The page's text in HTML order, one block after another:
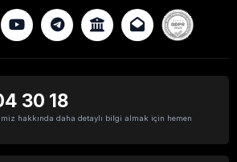
30 18
hakkında daha detaylı bilgi almak için hemen